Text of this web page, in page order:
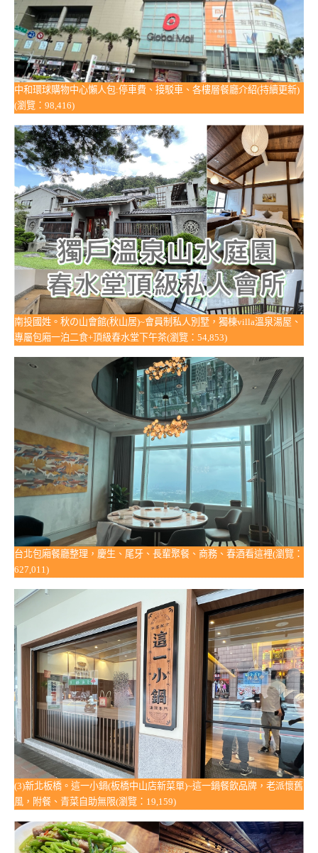
中和環球購物中心懶人包:停車費、接駁車、各樓層餐廳介紹(持續更新)
(瀏覽：98,416)
南投國姓。秋の山會館(秋山居)~會員制私人別墅，獨棟villa溫泉湯屋、
專屬包廂一泊二食+頂級春水堂下午茶(瀏覽：54,853)
台北包廂餐廳整理，慶生、尾牙、長輩聚餐、商務、春酒看這裡(瀏覽：
627,011)
(3)新北板橋。這一小鍋(板橋中山店新菜單)~這一鍋餐飲品牌，老派懷舊
風，附餐、青菜自助無限(瀏覽：19,159)